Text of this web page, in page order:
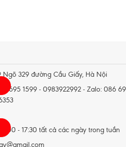
Ngõ 329 đường Cầu Giấy, Hà Nội
695 1599 - 0983922992 - Zalo: 086
- 17:30 tất cả các ngày trong tuần